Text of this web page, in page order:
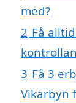
med?
2 Få
3 Få 3
Vikarbyn